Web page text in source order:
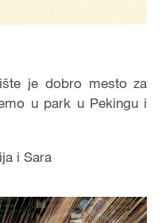
je dobro mesto za
u park u Pekingu i
i Sara